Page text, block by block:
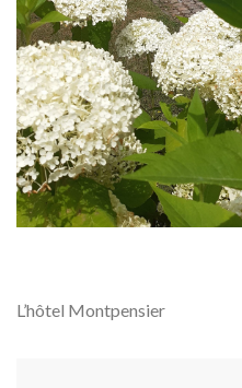
L’hôtel Montpensier